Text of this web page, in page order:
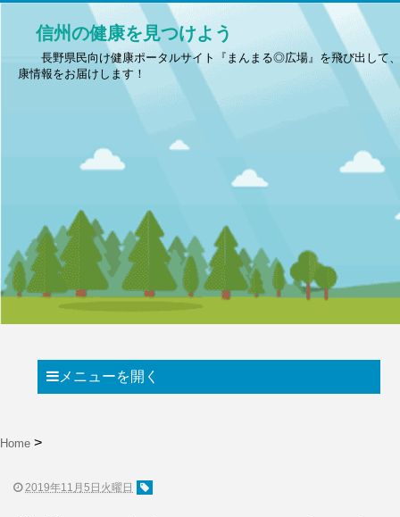
信州の健康を見つけよう
長野県民向け健康ポータルサイト『まんまる◎広場』を飛び出して
康情報をお届けします！
メニューを開く
Home
2019年11月5日火曜日